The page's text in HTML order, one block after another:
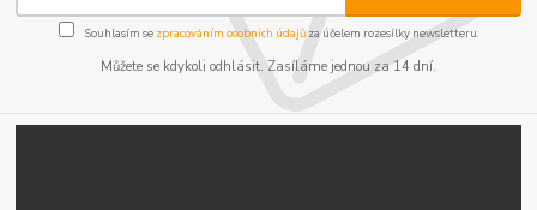
Souhlasím se zpracováním osobních údajůza účelem rozesílky newsletteru.
Můžete se kdykoli odhlásit. Zasíláme jednou za 14 dní.